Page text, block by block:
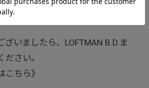
ざいましたら、LOFTMAN B.D.ま
ださい。
こちら》